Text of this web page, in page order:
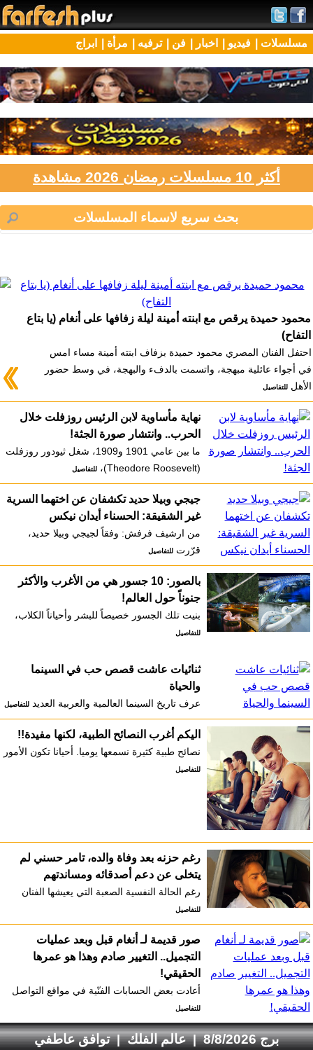
مسلسلات | فيديو | اخبار | فن | ترفيه | مرأة | ابراج
أكثر 10 مسلسلات رمضان 2026 مشاهدة
محمود حميدة يرقص مع ابنته أمينة ليلة زفافها على أنغام (يا بتاع
التفاح)
احتفل الفنان المصري محمود حميدة بزفاف ابنته أمينة مساء امس
في أجواء عائلية مبهجة، واتسمت بالدفء والبهجة، في وسط حضور
الأهل للتفاصيل
نهاية مأساوية لابن الرئيس روزفلت خلال
الحرب.. وانتشار صورة الجثة!
ما بين عامي 1901 و1909، شغل ثيودور روزفلت
(Theodore Roosevelt)،
للتفاصيل
جيجي وبيلا حديد تكشفان عن اختهما السرية
غير الشقيقة: الحسناء أيدان نيكس
من ارشيف فرفش: وفقاً لجيجي وبيلا حديد،
قرّرت للتفاصيل
بالصور: 10 جسور هي من الأغرب والأكثر
جنوناً حول العالم!
بنيت تلك الجسور خصيصاً للبشر وأحياناً الكلاب،
للتفاصيل
ثنائيات عاشت قصص حب في السينما
والحياة
عرف تاريخ السينما العالمية والعربية العديد للتفاصيل
اليكم أغرب النصائح الطبية، لكنها مفيدة!!
نصائح طبية كثيرة نسمعها يوميا. أحيانا تكون الأمور
للتفاصيل
رغم حزنه بعد وفاة والده، تامر حسني لم
يتخلى عن دعم أصدقائه ومساندتهم
رغم الحالة النفسية الصعبة التي يعيشها الفنان
للتفاصيل
صور قديمة لـ أنغام قبل وبعد عمليات
التجميل.. التغيير صادم وهذا هو عمرها
الحقيقي!
أعادت بعض الحسابات الفنّية في مواقع التواصل
للتفاصيل
برج 8/8/2026 |عالم الفلك|توافق عاطفي